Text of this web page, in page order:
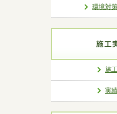
環境対
施
実